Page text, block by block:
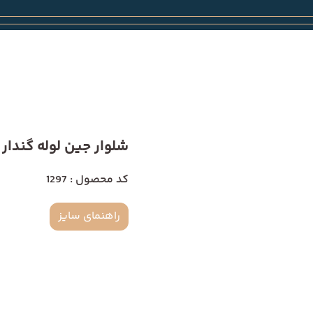
شلوار جین لوله گندار 1297
کد محصول : 1297
راهنمای سایز